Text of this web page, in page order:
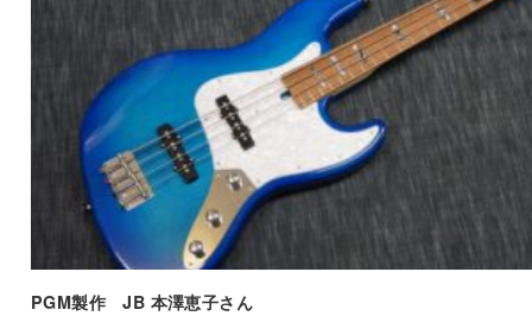
PGM製作 JB 本澤恵子さん